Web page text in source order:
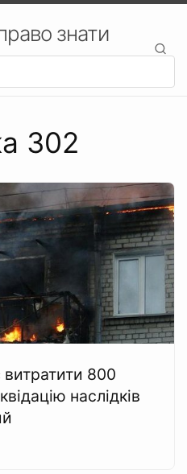
знати
302
800
наслідків